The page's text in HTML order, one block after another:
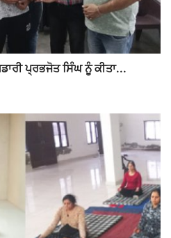
ਪ੍ਰਭਜੋਤ ਸਿੰਘ ਨੂੰ ਕੀਤਾ...